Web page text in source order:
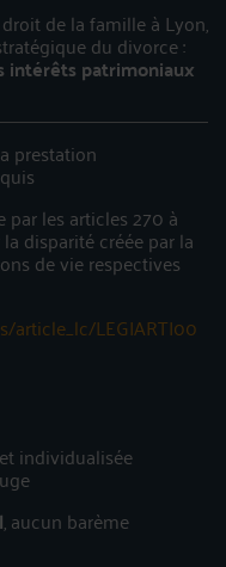
de la famille à Lyon,
du divorce :
intérêts patrimoniaux
prestation
par les articles 270 à
disparité créée par la
de vie respectives
article_lc/LEGIARTI00
individualisée
, aucun barème